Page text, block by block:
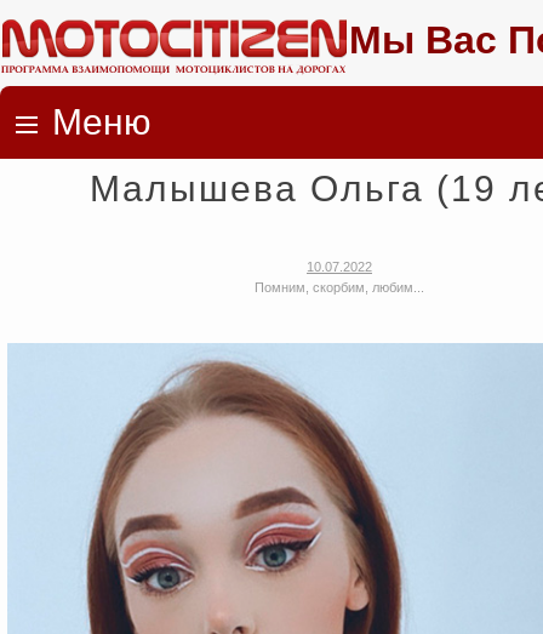
Мы Вас
Меню
Skip to contentМалышева Ольга (19
10.07.2022
Помним, скорбим, любим...